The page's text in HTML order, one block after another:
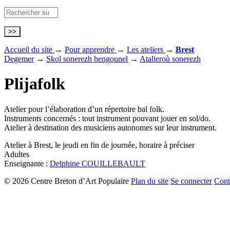
Accueil du site → Pour apprendre → Les ateliers → Brest
Degemer→ Skol sonerezh hengounel → Atalieroù sonerezh
Plijafolk
Atelier pour l’élaboration d’un répertoire bal folk.
Instruments concernés : tout instrument pouvant jouer en sol/do.
Atelier à destination des musiciens autonomes sur leur instrument.
Atelier à Brest, le jeudi en fin de journée, horaire à préciser
Adultes
Enseignante : Delphine COUILLEBAULT
© 2026 Centre Breton d’Art Populaire Plan du site Se connecter